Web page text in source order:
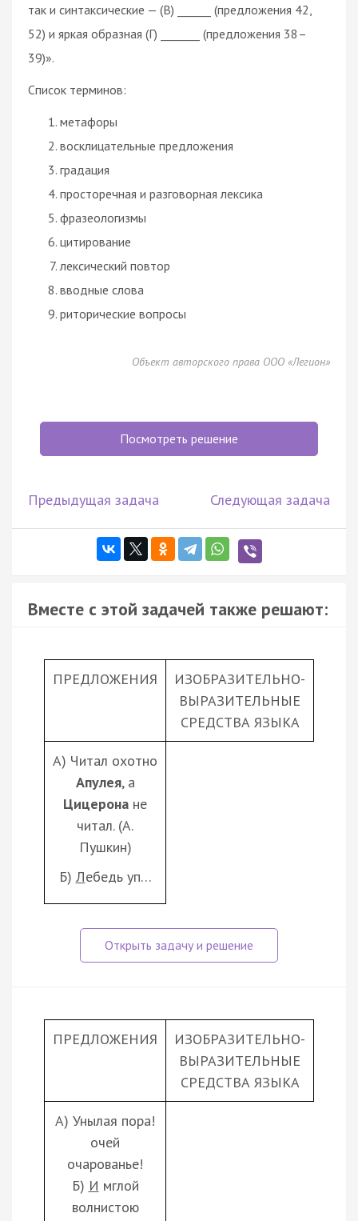
так и синтаксические — (В) ______ (предложения 42,
52) и яркая образная (Г) _______ (предложения 38–
39)».
Список терминов:
метафоры
восклицательные предложения
градация
просторечная и разговорная лексика
фразеологизмы
цитирование
лексический повтор
вводные слова
риторические вопросы
Объект авторского права ООО «Легион»
Посмотреть решение
Предыдущая задача Следующая задача
Вместе с этой задачей также решают:
ПРЕДЛОЖЕНИЯ
ИЗОБРАЗИТЕЛЬНО-
ВЫРАЗИТЕЛЬНЫЕ
СРЕДСТВА ЯЗЫКА
А) Читал охотно
Апулея, а
Цицерона не
читал. (А.
Пушкин)
Б) Лебедь уп…
ПРЕДЛОЖЕНИЯ
ИЗОБРАЗИТЕЛЬНО-
ВЫРАЗИТЕЛЬНЫЕ
СРЕДСТВА ЯЗЫКА
А) Унылая пора!
очей
очарованье!
Б) И мглой
волнистою